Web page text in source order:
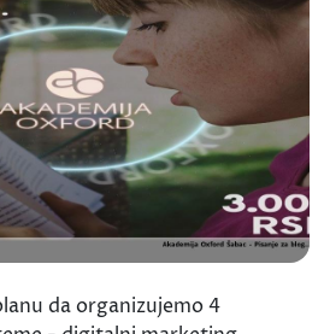
da organizujemo 4